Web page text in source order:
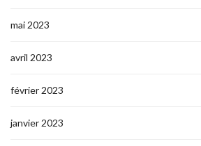
mai 2023
avril 2023
février 2023
janvier 2023